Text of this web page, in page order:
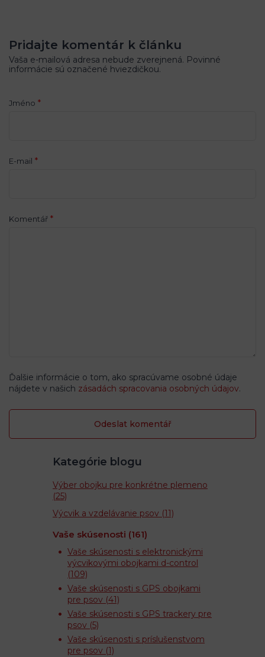
Pridajte komentár k článku
Vaša e-mailová adresa nebude zverejnená. Povinné
informácie sú označené hviezdičkou.
Jméno *
E-mail *
Komentář *
Ďalšie informácie o tom, ako spracúvame osobné údaje
nájdete v našich zásadách spracovania osobných údajov.
Kategórie blogu
Výber obojku pre konkrétne plemeno
(25)
Výcvik a vzdelávanie psov (11)
Vaše skúsenosti (161)
Vaše skúsenosti s elektronickými
výcvikovými obojkami d-control
(109)
Vaše skúsenosti s GPS obojkami
pre psov (41)
Vaše skúsenosti s GPS trackery pre
psov (5)
Vaše skúsenosti s príslušenstvom
pre psov (1)